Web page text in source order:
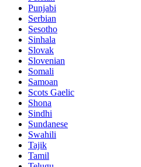
Punjabi
Serbian
Sesotho
Sinhala
Slovak
Slovenian
Somali
Samoan
Scots Gaelic
Shona
Sindhi
Sundanese
Swahili
Tajik
Tamil